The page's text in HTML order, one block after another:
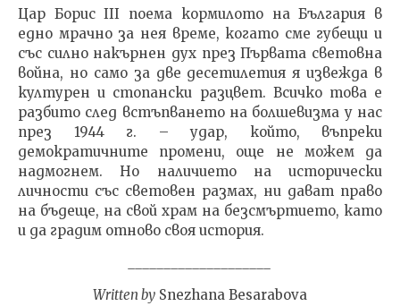
Цар БорисIII поема кормилото на България в
едно мрачно за нея време, когато сме губещи и
със силно накърнен дух през Първата световна
война, но само за две десетилетия я извежда в
културен и стопански разцвет. Всичко това е
разбито след встъпването на болшевизма у нас
през 1944 г. – удар, който, въпреки
демократичните промени, още не можем да
надмогнем. Но наличието на исторически
личности със световен размах, ни дават право
на бъдеще, на свой храм на безсмъртието, като
и да градим отново своя история.
Written by Snezhana Besarabova